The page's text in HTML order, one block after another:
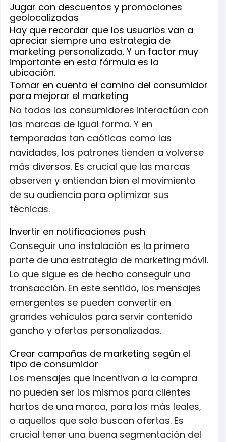
Jugar con descuentos y promociones
geolocalizadas
Hay que recordar que los usuarios van a
apreciar siempre una estrategia de
marketing personalizada. Y un factor muy
importante en esta fórmula es la
ubicación.
Tomar en cuenta el camino del consumidor
para mejorar el marketing
No todos los consumidores interactúan con
las marcas de igual forma. Y en
temporadas tan caóticas como las
navidades, los patrones tienden a volverse
más diversos. Es crucial que las marcas
observen y entiendan bien el movimiento
de su audiencia para optimizar sus
técnicas.
Invertir en notificaciones push
Conseguir una instalación es la primera
parte de una estrategia de marketing móvil.
Lo que sigue es de hecho conseguir una
transacción. En este sentido, los mensajes
emergentes se pueden convertir en
grandes vehículos para servir contenido
gancho y ofertas personalizadas.
Crear campañas de marketing según el
tipo de consumidor
Los mensajes que incentivan a la compra
no pueden ser los mismos para clientes
hartos de una marca, para los más leales,
o aquellos que solo buscan ofertas. Es
crucial tener una buena segmentación del